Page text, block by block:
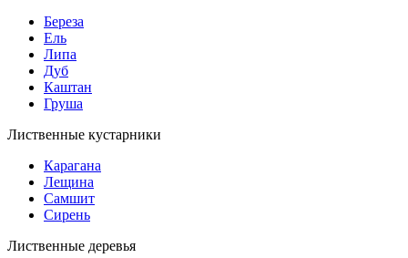
Береза
Ель
Липа
Дуб
Каштан
Груша
Лиственные кустарники
Карагана
Лещина
Самшит
Сирень
Лиственные деревья